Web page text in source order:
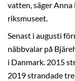
vatten, säger
riksmuseet.
Senast i augusti
näbbvalar på
i Danmark. 2015
2019 strandade